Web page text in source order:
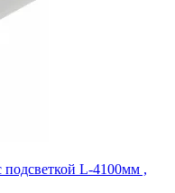
L-4100мм ,